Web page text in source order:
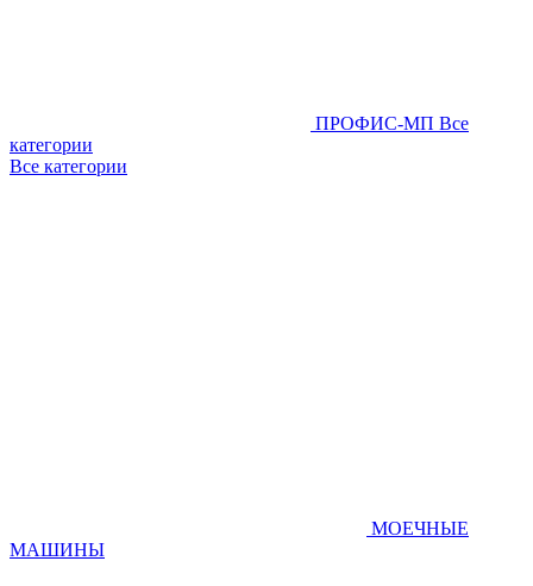
ПРОФИС-МП Все
категории
Все категории
МОЕЧНЫЕ
МАШИНЫ